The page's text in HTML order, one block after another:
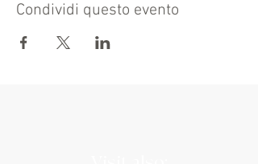
Condividi questo evento